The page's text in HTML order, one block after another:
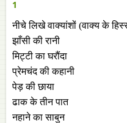
1
नीचे लिखे वाक्यांशों (वाक्य के
झाँसी की रानी
मिट्टी का घरौंदा
प्रेमचंद की कहानी
पेड़ की छाया
ढाक के तीन पात
नहाने का साबुन